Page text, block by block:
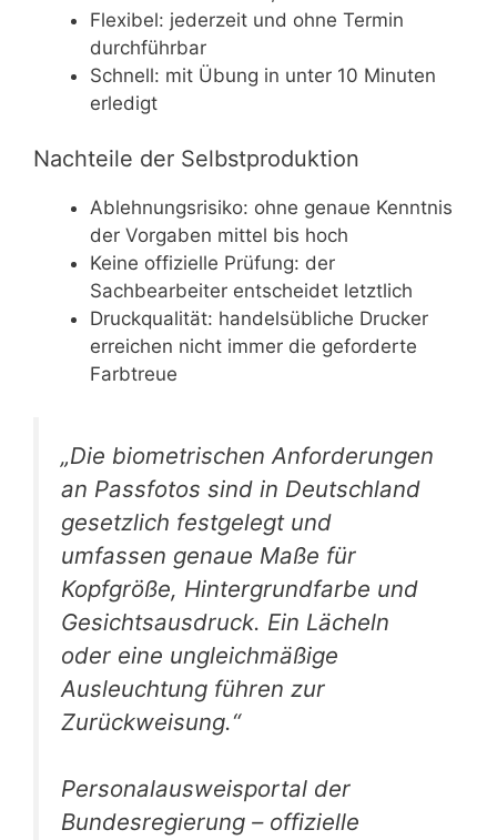
Flexibel: jederzeit und ohne Termin
durchführbar
Schnell: mit Übung in unter 10 Minuten
erledigt
Nachteile der Selbstproduktion
Ablehnungsrisiko: ohne genaue Kenntnis
der Vorgaben mittel bis hoch
Keine offizielle Prüfung: der
Sachbearbeiter entscheidet letztlich
Druckqualität: handelsübliche Drucker
erreichen nicht immer die geforderte
Farbtreue
„Die biometrischen Anforderungen
an Passfotos sind in Deutschland
gesetzlich festgelegt und
umfassen genaue Maße für
Kopfgröße, Hintergrundfarbe und
Gesichtsausdruck. Ein Lächeln
oder eine ungleichmäßige
Ausleuchtung führen zur
Zurückweisung.“
Personalausweisportal der
Bundesregierung – offizielle